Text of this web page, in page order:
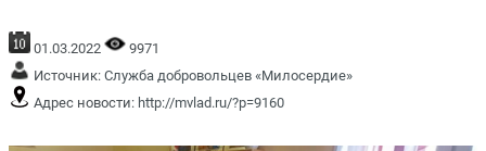
01.03.2022
9971
Источник: Служба добровольцев «Милосердие»
Адрес новости: http://mvlad.ru/?p=9160